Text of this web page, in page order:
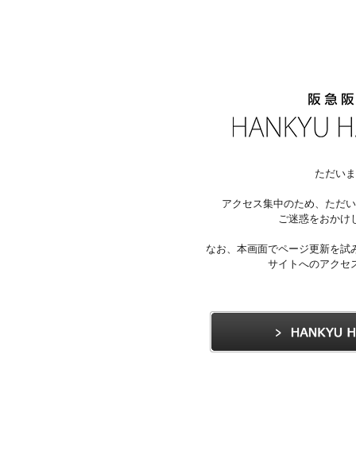
ただい
アクセス集中のため、ただ
ご迷惑をおかけ
なお、本画面でページ更新を
サイトへのアクセ